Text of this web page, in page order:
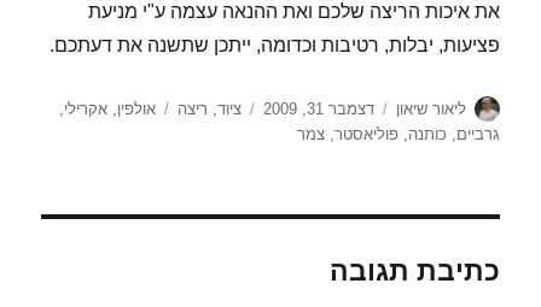
את איכות הריצה שלכם ואת ההנאה עצמה ע"י מניעת
פציעות, יבלות, רטיבות וכדומה, ייתכן שתשנה את דעתכם.
מחבר
ליאור שיאון
פורסם
בתאריך
דצמבר 31, 2009 קטגוריות
ציוד, ריצה תגיות
אולפין,אקרילי,
גרביים, כותנה,פוליאסטר,צמר
כתיבת תגובה